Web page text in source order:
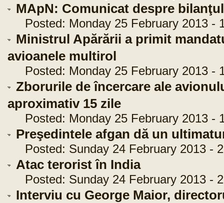
MApN: Comunicat despre
Posted: Monday 25 February 2013 -
Ministrul Apărării a primit
avioanele multirol
Posted: Monday 25 February 2013 -
Zborurile de încercare ale
aproximativ 15 zile
Posted: Monday 25 February 2013 -
Preşedintele afgan dă un
Posted: Sunday 24 February 2013 -
Atac terorist în India
Posted: Sunday 24 February 2013 -
Interviu cu George Maior,